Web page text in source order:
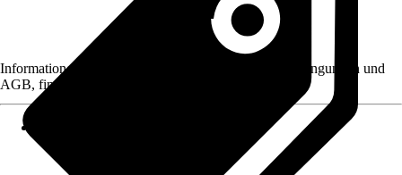
Informationen des Verkäufers, wie z. B. Rückgabebedingungen und
AGB, finden Sie bei Klick auf den Verkäufernamen.